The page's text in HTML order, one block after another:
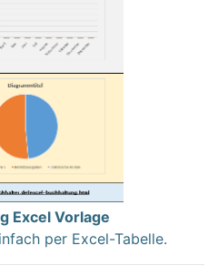
Excel Vorlage
per Excel-Tabelle.